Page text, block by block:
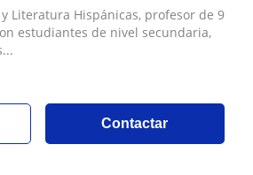
Literatura Hispánicas, profesor de 9
estudiantes de nivel secundaria,
Contactar